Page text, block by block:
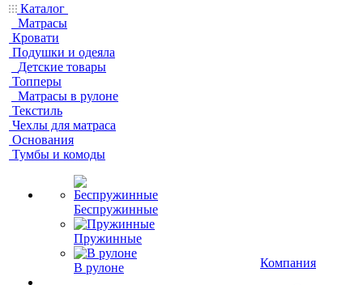
Каталог
Матрасы
Кровати
Подушки и одеяла
Детские товары
Топперы
Матрасы в рулоне
Текстиль
Чехлы для матраса
Основания
Тумбы и комоды
Беспружинные
Пружинные
В рулоне
Компания